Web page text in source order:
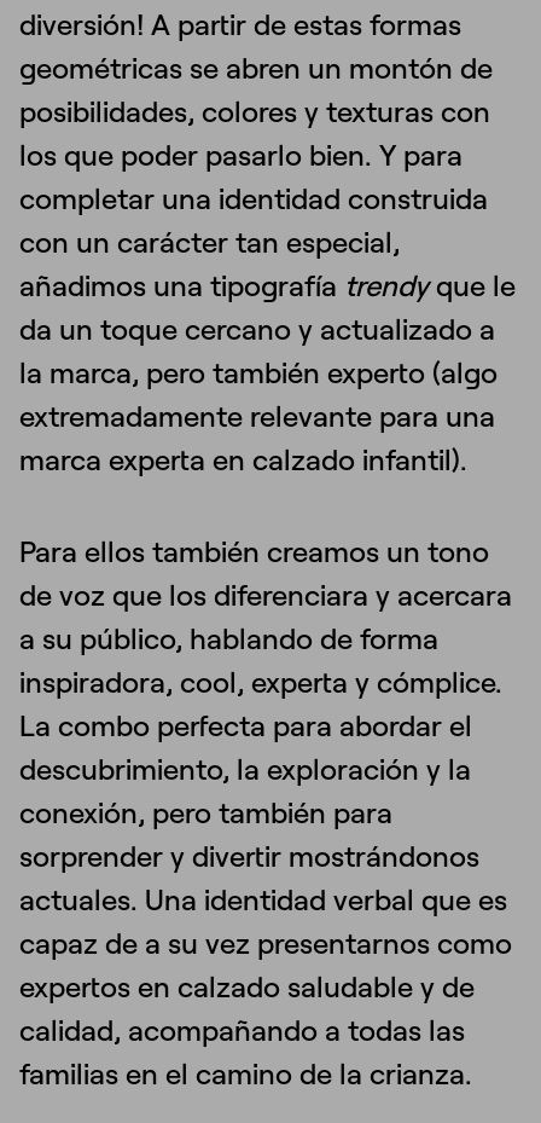
diversión! A partir de estas formas
geométricas se abren un montón de
posibilidades, colores y texturas con
los que poder pasarlo bien. Y para
completar una identidad construida
con un carácter tan especial,
añadimos una tipografía trendyque le
da un toque cercano y actualizado a
la marca, pero también experto (algo
extremadamente relevante para una
marca experta en calzado infantil).
Para ellos también creamos un tono
de voz que los diferenciara y acercara
a su público, hablando de forma
inspiradora, cool, experta y cómplice.
La combo perfecta para abordar el
descubrimiento, la exploración y la
conexión, pero también para
sorprender y divertir mostrándonos
actuales. Una identidad verbal que es
capaz de a su vez presentarnos como
expertos en calzado saludable y de
calidad, acompañando a todas las
familias en el camino de la crianza.